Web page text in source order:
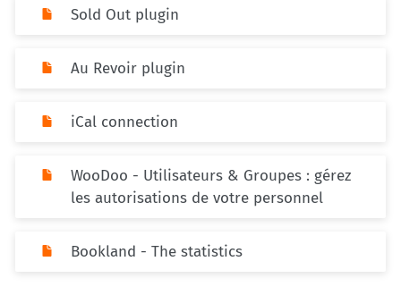
Sold Out plugin
Au Revoir plugin
iCal connection
WooDoo - Utilisateurs & Groupes : gérez
les autorisations de votre personnel
Bookland - The statistics